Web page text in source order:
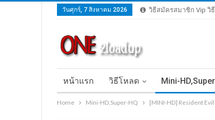
วันศุกร์, 7 สิงหาคม 2026 วิธีสมัครสมาชิก Vip วิธี
หน้าแรก วิธีโหลด Mini-
Home Mini-HD,Super-HQ [MINI-HD] Resident